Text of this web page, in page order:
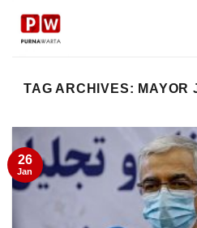
TAG ARCHIVES: MAYOR
26
Jan